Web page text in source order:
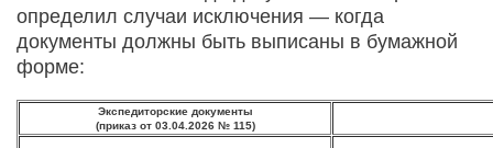
определил случаи исключения — когда
документы должны быть выписаны в бумажной
форме:
Экспедиторские документы
(приказ от 03.04.2026 № 115)